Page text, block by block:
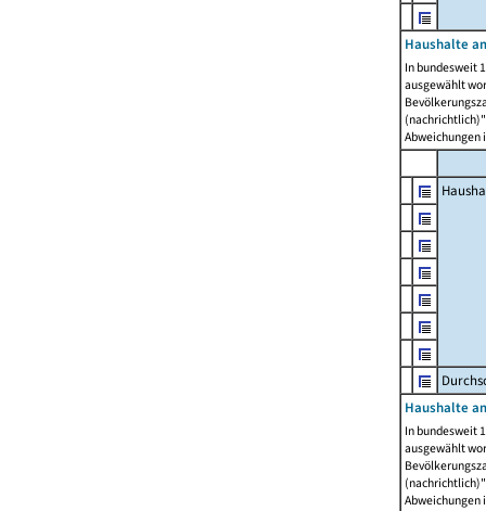
Haushalte
In bundesweit
ausgewählt
Abweichungen
Haushalte
In bundesweit
ausgewählt
Abweichungen